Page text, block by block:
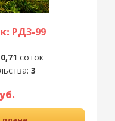
РД3-99
соток
3